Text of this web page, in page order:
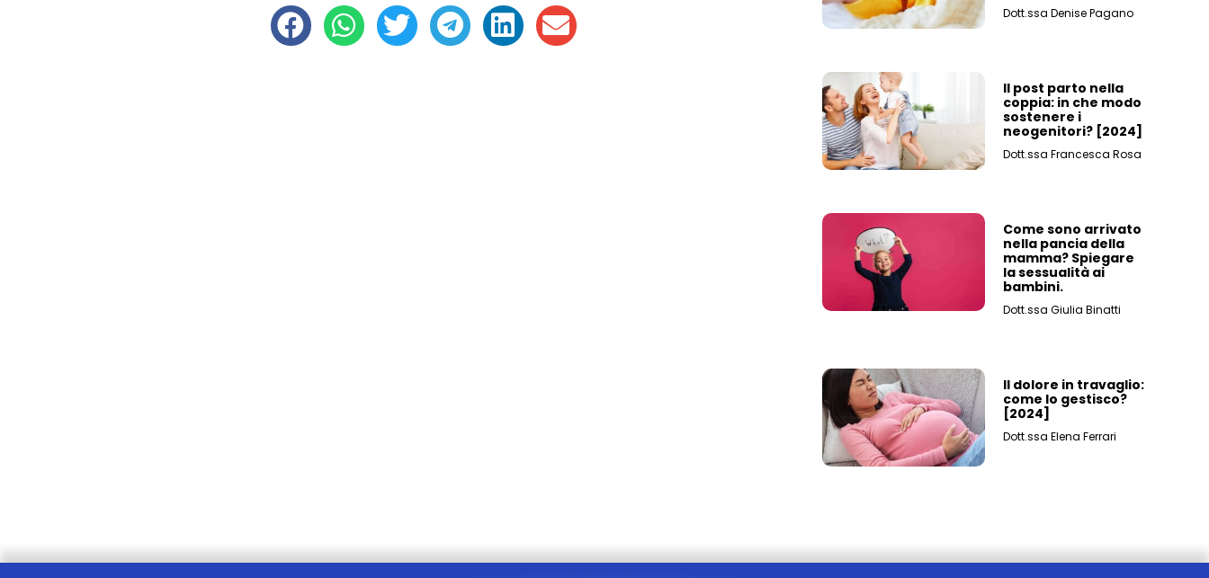
Dott.ssa Denise Pagano
Il post parto nella
coppia: in che modo
sostenere i
neogenitori? [2024]
Dott.ssa Francesca Rosa
Come sono arrivato
nella pancia della
mamma? Spiegare
la sessualità ai
bambini.
Dott.ssa Giulia Binatti
Il dolore in travaglio:
come lo gestisco?
[2024]
Dott.ssa Elena Ferrari